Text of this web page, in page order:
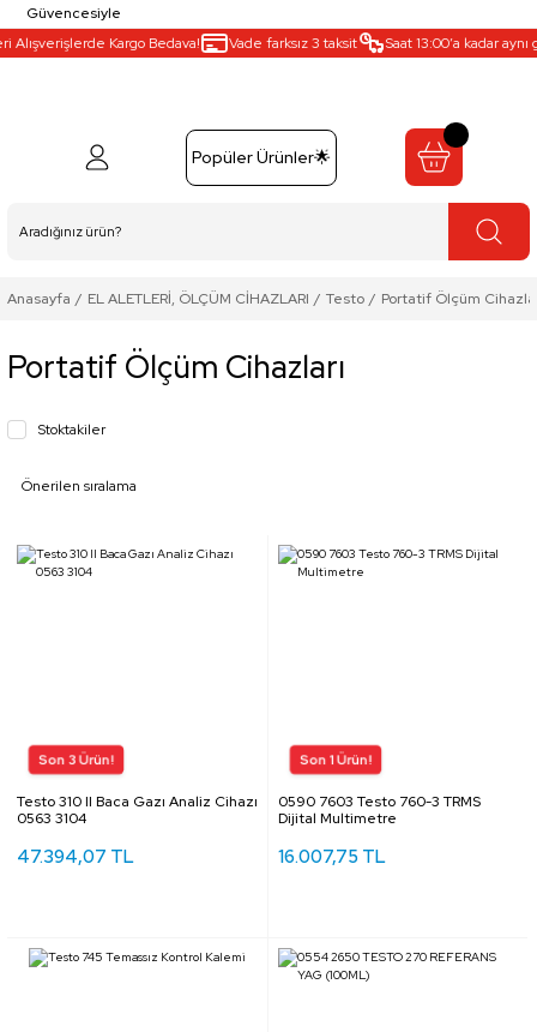
Güvencesiyle
Kargo Bedava!
Vade farksız 3 taksit Saat 13:00’a kadar aynı
Popüler Ürünler🌟
Anasayfa EL ALETLERİ, ÖLÇÜM CİHAZLARI Testo Portatif Ölçüm
Portatif Ölçüm Cihazları
Stoktakiler
Testo 310 II Baca Gazı Analiz Cihazı
0563 3104
47.394,07 TL
0590 7603 Testo 760-3 TRMS
Dijital Multimetre
16.007,75 TL